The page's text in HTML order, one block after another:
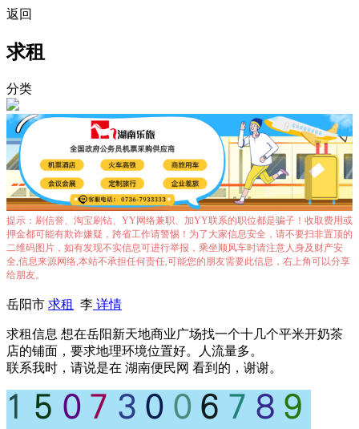
返回
求租
分类
提示：刷信誉、淘宝刷钻、YY网络兼职、加YY联系的职位都是骗子！收取费用或
押金都可能有欺诈嫌疑，跨省工作请警惕！为了大家信息安全，请不要扫非置顶的
二维码图片，如有发现不实信息可进行举报，乘坐顺风车时请注意人身及财产安
全,信息来源网络,本站不承担任何责任,可能您的朋友需要此信息，右上角可以分享
给朋友。
岳阳市 求租 李 详情
求租信息 想在岳阳新天地商业广场找一个十几个平米开奶茶
店的铺面，要求地理环境位置好。人流量多。
联系我时，请说是在 湖南便民网 看到的，谢谢。